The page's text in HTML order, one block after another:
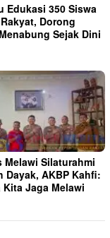
Edukasi 350 Siswa
Dorong
Sejak Dini
Melawi Silaturahmi
Dayak, AKBP Kahfi:
Kita Jaga Melawi